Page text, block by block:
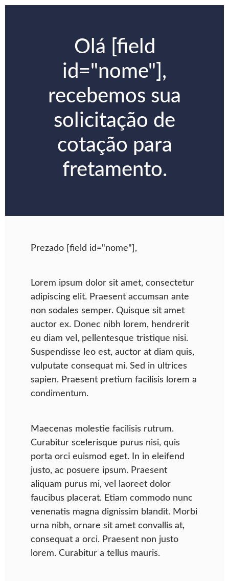
Olá [field
id="nome"],
recebemos sua
solicitação de
cotação para
fretamento.
Prezado [field id="nome"],
Lorem ipsum dolor sit amet, consectetur
adipiscing elit. Praesent accumsan ante
non sodales semper. Quisque sit amet
auctor ex. Donec nibh lorem, hendrerit
eu diam vel, pellentesque tristique nisi.
Suspendisse leo est, auctor at diam quis,
vulputate consequat mi. Sed in ultrices
sapien. Praesent pretium facilisis lorem a
condimentum.
Maecenas molestie facilisis rutrum.
Curabitur scelerisque purus nisi, quis
porta orci euismod eget. In in eleifend
justo, ac posuere ipsum. Praesent
aliquam purus mi, vel laoreet dolor
faucibus placerat. Etiam commodo nunc
venenatis magna dignissim blandit. Morbi
urna nibh, ornare sit amet convallis at,
consequat a orci. Praesent non justo
lorem. Curabitur a tellus mauris.